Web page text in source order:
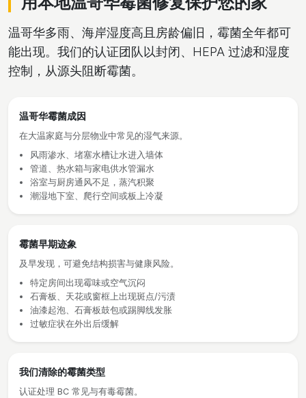
温哥华多雨、海岸湿度高且房龄偏旧，霉菌全年都可
能出现。我们的认证团队以封闭、HEPA 过滤和湿度
控制，从源头阻断霉菌。
温哥华霉菌成因
在大温家庭与分层物业中常见的湿气来源。
风雨渗水、堵塞水槽让水进入墙体
管道、热水箱与家电供水管漏水
浴室与厨房通风不足，蒸汽积聚
潮湿地下室、爬行空间或板上冷凝
霉菌早期迹象
及早发现，可避免结构损害与健康风险。
特定房间出现霉味或空气沉闷
石膏板、天花或窗框上出现斑点/污渍
油漆起泡、石膏板鼓包或踢脚线发胀
过敏症状在外出后缓解
我们清除的霉菌类型
认证处理 BC 常见与有毒霉菌。